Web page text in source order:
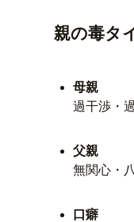
親の毒タ
母親
過干渉・
父親
無関心・
口癖